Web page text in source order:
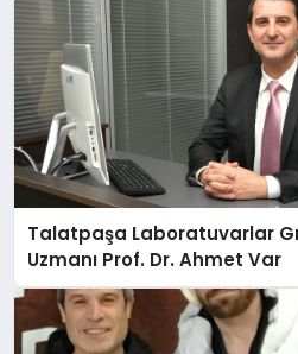
Talatpaşa Laboratuvarlar
Uzmanı Prof. Dr. Ahmet Var